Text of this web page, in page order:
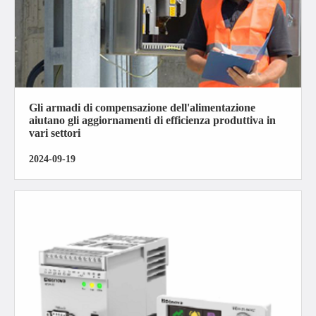
Gli armadi di compensazione dell'alimentazione
aiutano gli aggiornamenti di efficienza produttiva in
vari settori
2024-09-19